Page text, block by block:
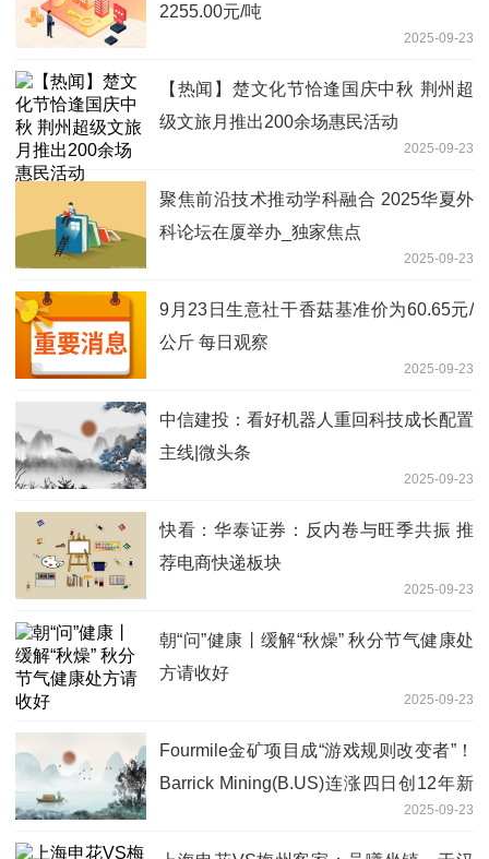
2255.00元/吨
2025-09-23
【热闻】楚文化节恰逢国庆中秋 荆州超
级文旅月推出200余场惠民活动
2025-09-23
聚焦前沿技术推动学科融合 2025华夏外
科论坛在厦举办_独家焦点
2025-09-23
9月23日生意社干香菇基准价为60.65元/
公斤 每日观察
2025-09-23
中信建投：看好机器人重回科技成长配置
主线|微头条
2025-09-23
快看：华泰证券：反内卷与旺季共振 推
荐电商快递板块
2025-09-23
朝“问”健康丨缓解“秋燥” 秋分节气健康处
方请收好
2025-09-23
Fourmile金矿项目成“游戏规则改变者”！
Barrick Mining(B.US)连涨四日创12年新
2025-09-23